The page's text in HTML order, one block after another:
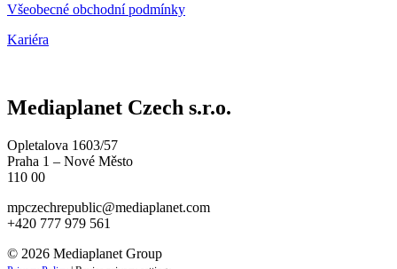
Všeobecné obchodní podmínky
Kariéra
Mediaplanet Czech s.r.o.
Opletalova 1603/57
Praha 1 – Nové Město
110 00
mpczechrepublic@mediaplanet.com
+420 777 979 561
© 2026 Mediaplanet Group